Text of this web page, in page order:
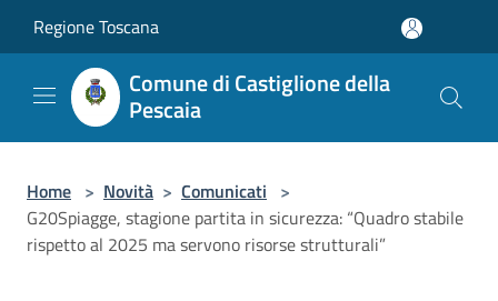
Regione Toscana
Comune di Castiglione della
Pescaia
Home > Novità > Comunicati >
G20Spiagge, stagione partita in sicurezza: “Quadro stabile
rispetto al 2025 ma servono risorse strutturali”